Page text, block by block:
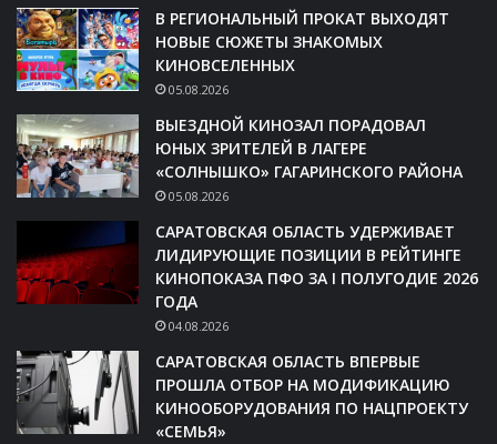
В РЕГИОНАЛЬНЫЙ ПРОКАТ ВЫХОДЯТ
НОВЫЕ СЮЖЕТЫ ЗНАКОМЫХ
КИНОВСЕЛЕННЫХ
05.08.2026
ВЫЕЗДНОЙ КИНОЗАЛ ПОРАДОВАЛ
ЮНЫХ ЗРИТЕЛЕЙ В ЛАГЕРЕ
«СОЛНЫШКО» ГАГАРИНСКОГО РАЙОНА
05.08.2026
САРАТОВСКАЯ ОБЛАСТЬ УДЕРЖИВАЕТ
ЛИДИРУЮЩИЕ ПОЗИЦИИ В РЕЙТИНГЕ
КИНОПОКАЗА ПФО ЗА I ПОЛУГОДИЕ 2026
ГОДА
04.08.2026
САРАТОВСКАЯ ОБЛАСТЬ ВПЕРВЫЕ
ПРОШЛА ОТБОР НА МОДИФИКАЦИЮ
КИНООБОРУДОВАНИЯ ПО НАЦПРОЕКТУ
«СЕМЬЯ»